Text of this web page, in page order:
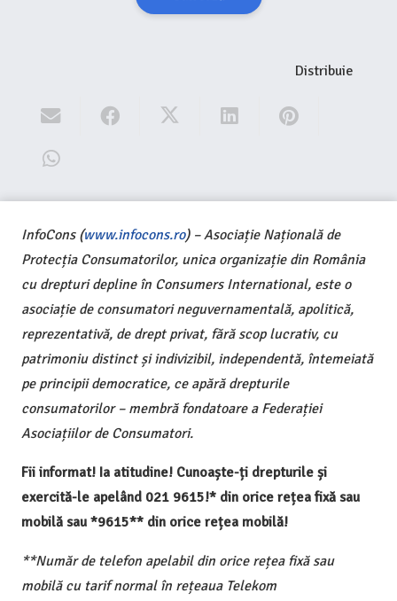
Distribuie
InfoCons (www.infocons.ro) – Asociație Națională de
Protecția Consumatorilor, unica organizație din România
cu drepturi depline în Consumers International, este o
asociație de consumatori neguvernamentală, apolitică,
reprezentativă, de drept privat, fără scop lucrativ, cu
patrimoniu distinct și indivizibil, independentă, întemeiată
pe principii democratice, ce apără drepturile
consumatorilor – membră fondatoare a Federației
Asociațiilor de Consumatori.
Fii informat! Ia atitudine! Cunoaște-ți drepturile și
exercită-le apelând 021 9615!* din orice rețea fixă sau
mobilă sau *9615** din orice rețea mobilă!
**Număr de telefon apelabil din orice rețea fixă sau
mobilă cu tarif normal în rețeaua Telekom